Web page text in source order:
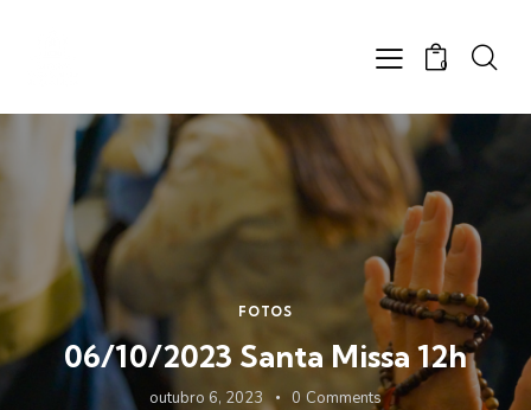
0
FOTOS
06/10/2023 Santa Missa 12h
outubro 6, 2023 0 Comments